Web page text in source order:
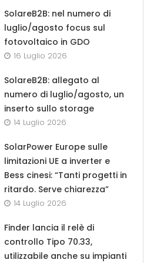
SolareB2B: nel numero di
luglio/agosto focus sul
fotovoltaico in GDO
16 Luglio 2026
SolareB2B: allegato al
numero di luglio/agosto, un
inserto sullo storage
14 Luglio 2026
SolarPower Europe sulle
limitazioni UE a inverter e
Bess cinesi: “Tanti progetti in
ritardo. Serve chiarezza”
14 Luglio 2026
Finder lancia il relè di
controllo Tipo 70.33,
utilizzabile anche su impianti